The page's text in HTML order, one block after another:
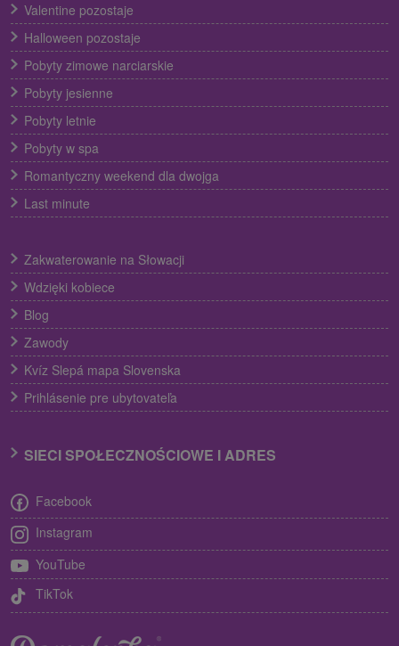
Valentine pozostaje
Halloween pozostaje
Pobyty zimowe narciarskie
Pobyty jesienne
Pobyty letnie
Pobyty w spa
Romantyczny weekend dla dwojga
Last minute
Zakwaterowanie na Słowacji
Wdzięki kobiece
Blog
Zawody
Kvíz Slepá mapa Slovenska
Prihlásenie pre ubytovateľa
SIECI SPOŁECZNOŚCIOWE I ADRES
Facebook
Instagram
YouTube
TikTok